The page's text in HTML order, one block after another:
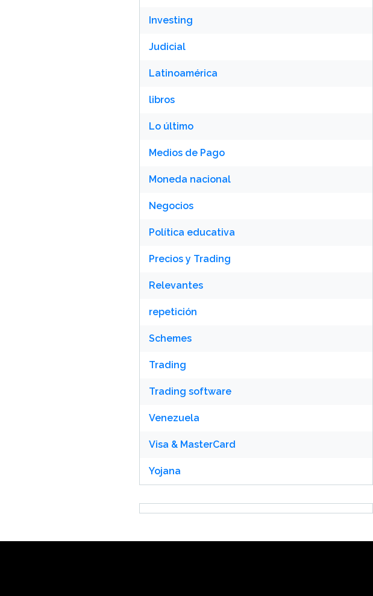
Investing
Judicial
Latinoamérica
libros
Lo último
Medios de Pago
Moneda nacional
Negocios
Política educativa
Precios y Trading
Relevantes
repetición
Schemes
Trading
Trading software
Venezuela
Visa & MasterCard
Yojana